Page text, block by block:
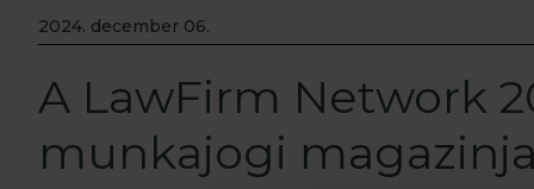
2024. december 06.
A LawFirm Network
munkajogi magazinja